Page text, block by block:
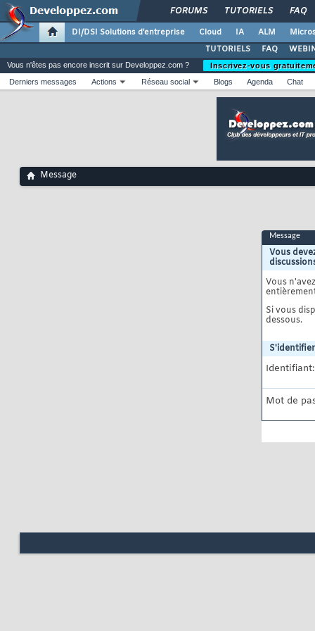
FORUMS TUTORIELS FAQ
DI/DSI Solutions d'entreprise Cloud IA ALM
TUTORIELS
FAQ
Vous n'êtes pas encore inscrit sur Developpez.com ?
Inscrivez-vous
Derniers messages
Actions Réseau social Blogs Agenda Chat
Message
Message
Vous
Vous
Si vous
dessous.
S'identifier
Identifiant:
Mot de